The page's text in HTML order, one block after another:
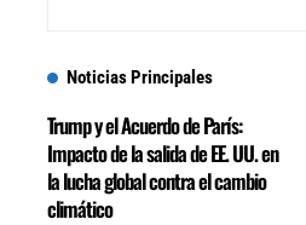
Noticias Principales
Trump y el Acuerdo de París:
Impacto de la salida de EE. UU. en
la lucha global contra el cambio
climático